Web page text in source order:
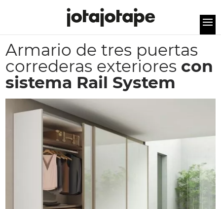
Armario de tres puertas
correderas exteriores con
sistema Rail System